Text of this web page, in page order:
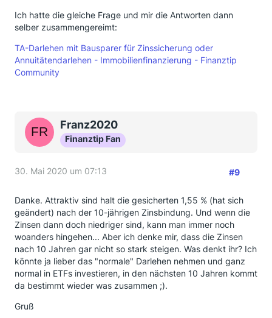
Ich hatte die gleiche Frage und mir die Antworten dann
selber zusammengereimt:
TA-Darlehen mit Bausparer für Zinssicherung oder
Annuitätendarlehen - Immobilienfinanzierung - Finanztip
Community
Franz2020
Finanztip Fan
30. Mai 2020 um 07:13 #9
Danke. Attraktiv sind halt die gesicherten 1,55 % (hat sich
geändert) nach der 10-jährigen Zinsbindung. Und wenn die
Zinsen dann doch niedriger sind, kann man immer noch
woanders hingehen... Aber ich denke mir, dass die Zinsen
nach 10 Jahren gar nicht so stark steigen. Was denkt ihr? Ich
könnte ja lieber das "normale" Darlehen nehmen und ganz
normal in ETFs investieren, in den nächsten 10 Jahren kommt
da bestimmt wieder was zusammen ;).
Gruß